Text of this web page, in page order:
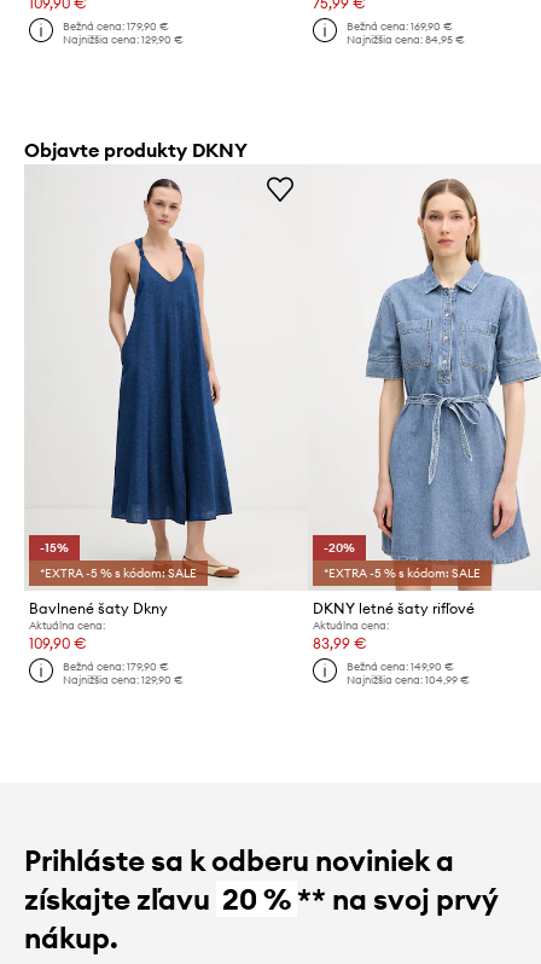
Bežná cena:179,90 €
Najnižšia cena:129,90 €
Bežná cena: 169,90 €
Najnižšia cena: 84,95 €
Objavte produkty DKNY
-15%
*EXTRA -5 % s kódom: SALE
Bavlnené šaty Dkny
Aktuálna cena:
109,90 €
Bežná cena:179,90 €
Najnižšia cena:129,90 €
-20%
*EXTRA -5 % s kódom: SALE
DKNY letné šaty rifľové
Aktuálna cena:
83,99 €
Bežná cena: 149,90 €
Najnižšia cena: 104,99 €
Prihláste sa k odberu noviniek a
získajte zľavu 20 %** na svoj prvý
nákup.